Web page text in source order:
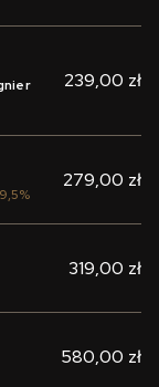
239,00 zł
279,00 zł
319,00 zł
580,00 zł